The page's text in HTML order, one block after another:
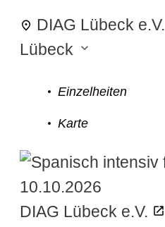
DIAG Lübeck e.V.
Lübeck
Einzelheiten
Karte
DIAG Lübeck e.V.